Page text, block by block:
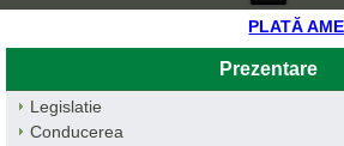
PLATĂ
Prezentare
Legislatie
Conducerea